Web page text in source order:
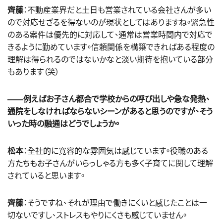
齊藤：不動産業界だと土日も営業されている会社さんが多い
ので対応せざるを得ないのが現状としてはありますね。緊急性
のある案件は優先的に対応して、通常は営業時間内で対応で
きるように勤めています。信頼関係を構築できればある程度の
理解は得られるのではないかなと淡い期待を抱いている部分
もあります（笑）
――例えばお子さん都合で学校からの呼び出しや急な発熱、
通院をしなければならないシーンがあると思うのですが、そう
いった時の融通はどうでしょうか。
松本：全社的に寛容的な雰囲気は感じています。役職のある
方たちもお子さんがいらっしゃる方も多く子育てに関して理解
されていると思います。
齊藤：そうですね、それが理由で働きにくいと感じたことは一
切ないですし、ストレスもやりにくさも感じていません。